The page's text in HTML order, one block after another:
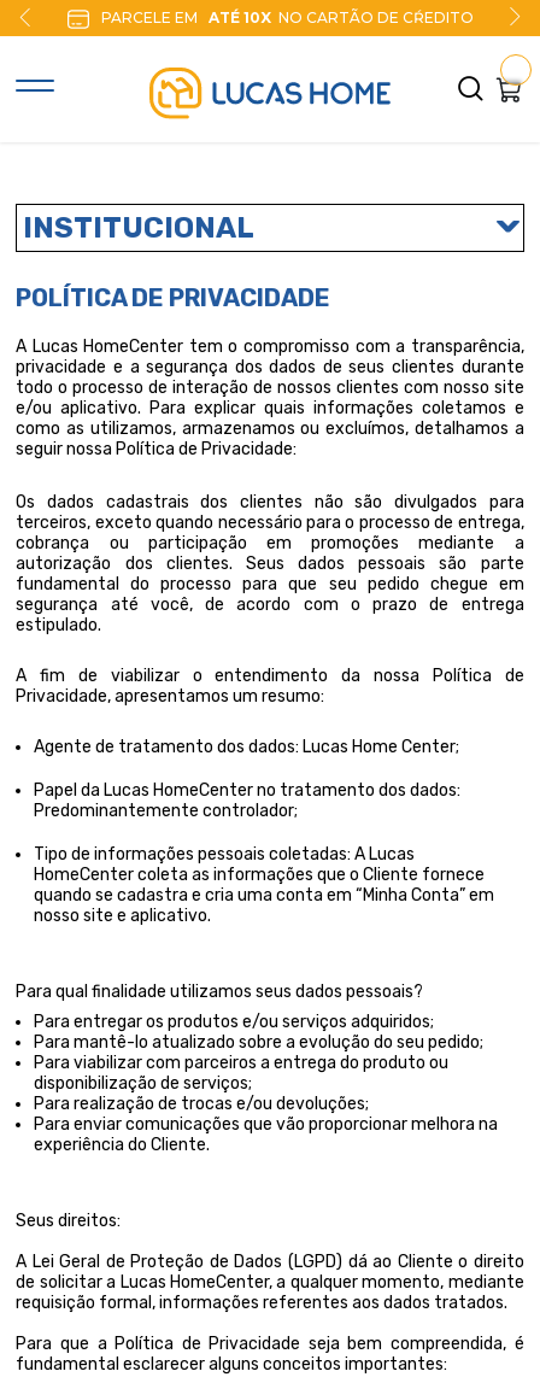
PARCELE EM ATÉ 10X NO CARTÃO DE CŔEDITO
INSTITUCIONAL
POLÍTICA DE PRIVACIDADE
A Lucas HomeCenter tem o compromisso com a transparência,
privacidade e a segurança dos dados de seus clientes durante
todo o processo de interação de nossos clientes com nosso site
e/ou aplicativo. Para explicar quais informações coletamos e
como as utilizamos, armazenamos ou excluímos, detalhamos a
seguir nossa Política de Privacidade:
Os dados cadastrais dos clientes não são divulgados para
terceiros, exceto quando necessário para o processo de entrega,
cobrança ou participação em promoções mediante a
autorização dos clientes. Seus dados pessoais são parte
fundamental do processo para que seu pedido chegue em
segurança até você, de acordo com o prazo de entrega
estipulado.
A fim de viabilizar o entendimento da nossa Política de
Privacidade, apresentamos um resumo:
Agente de tratamento dos dados: Lucas Home Center;
Papel da Lucas HomeCenter no tratamento dos dados:
Predominantemente controlador;
Tipo de informações pessoais coletadas: A Lucas
HomeCenter coleta as informações que o Cliente fornece
quando se cadastra e cria uma conta em “Minha Conta” em
nosso site e aplicativo.
Para qual finalidade utilizamos seus dados pessoais?
Para entregar os produtos e/ou serviços adquiridos;
Para mantê-lo atualizado sobre a evolução do seu pedido;
Para viabilizar com parceiros a entrega do produto ou
disponibilização de serviços;
Para realização de trocas e/ou devoluções;
Para enviar comunicações que vão proporcionar melhora na
experiência do Cliente.
Seus direitos:
A Lei Geral de Proteção de Dados (LGPD) dá ao Cliente o direito
de solicitar a Lucas HomeCenter, a qualquer momento, mediante
requisição formal, informações referentes aos dados tratados.
Para que a Política de Privacidade seja bem compreendida, é
fundamental esclarecer alguns conceitos importantes: